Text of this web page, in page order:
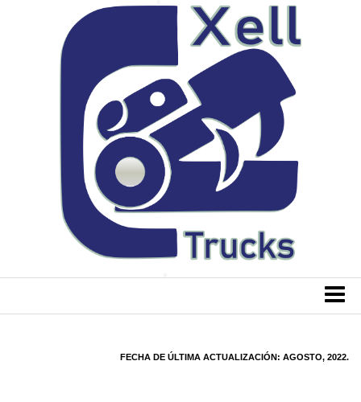
FECHA DE ÚLTIMA ACTUALIZACIÓN: AGOSTO, 2022.